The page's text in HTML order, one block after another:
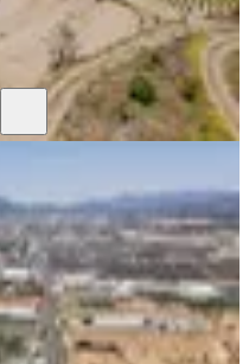
Fırsat)
·01.08.2026